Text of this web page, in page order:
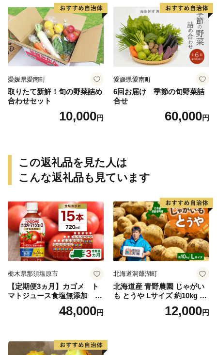
芋 ほしいも スイートポテト
いも天 サイズミックス 甘い
ねっとり 生芋 新芋 あんのう
いも 甘藷 べにはるか スイー
ツ 国産 糖度 産地直送 農家直
送 数量限定 21000円 愛媛 愛
南 ミッチーのおみかん畑
愛媛県愛南町
取りたて新鮮！旬の野菜詰め
合わせセット
10,000円
愛媛県愛南町
6回お届け 季節の旬野菜詰
合せ
60,000円
この返礼品を見た人は
こんな返礼品も見ています
栃木県那須塩原市
【定期便3ヵ月】カゴメ ト
マトジュース食塩無添加 72
0ml PET×15本 1ケース 毎月
届く 3ヵ月 3回コース ns001-
48,000円
北海道洞爺湖町
北海道産 青野農園 じゃがい
も とうや Lサイズ 約10kg 20
26年10月初旬～12月下旬頃お
届け 先行予約 北海道 ジャガ
12,000円